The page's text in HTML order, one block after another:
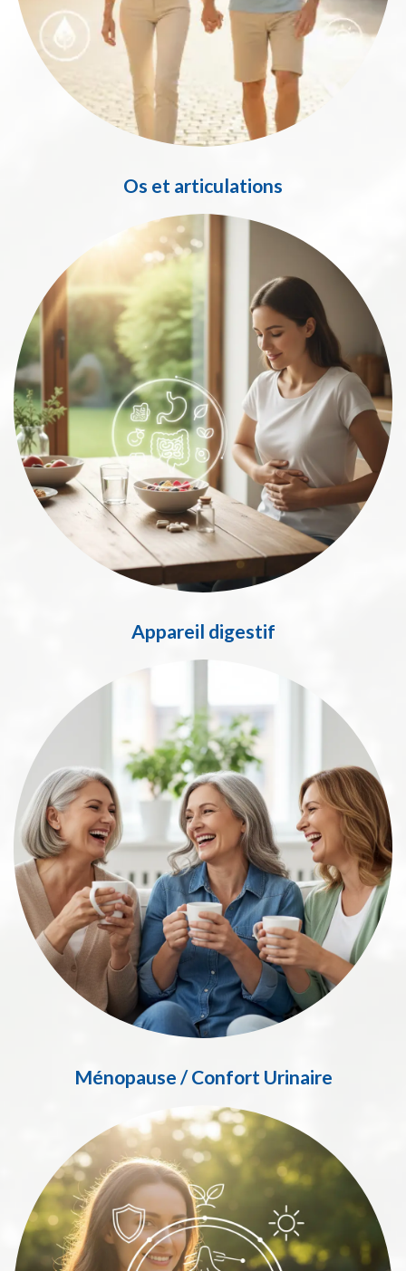
Os et articulations
Appareil digestif
Ménopause / Confort Urinaire